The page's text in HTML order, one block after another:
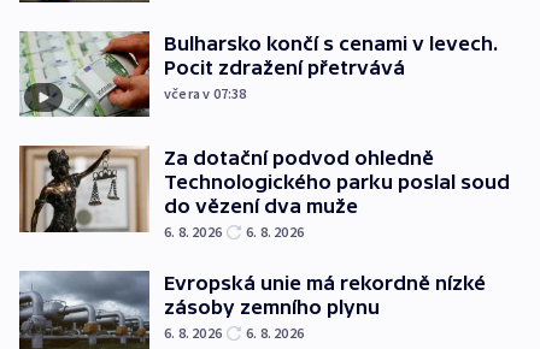
Bulharsko končí s cenami v levech.
Pocit zdražení přetrvává
včera v 07:38
Za dotační podvod ohledně
Technologického parku poslal soud
do vězení dva muže
6. 8. 2026 6. 8. 2026
Evropská unie má rekordně nízké
zásoby zemního plynu
6. 8. 2026 6. 8. 2026